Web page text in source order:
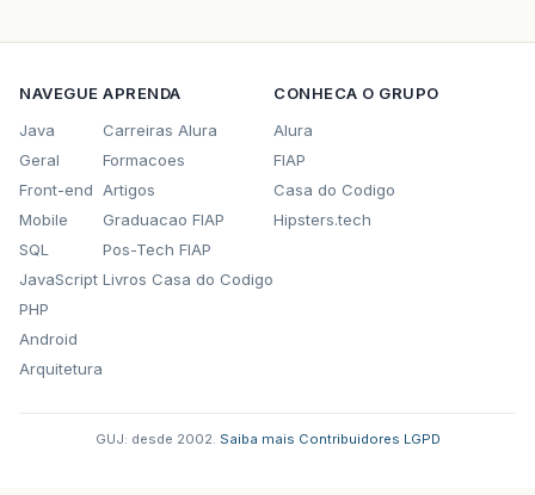
NAVEGUE
Java
Geral
Front-end
Mobile
SQL
JavaScript
PHP
Android
Arquitetura
APRENDA
Carreiras Alura
Formacoes
Artigos
Graduacao FIAP
Pos-Tech FIAP
Livros Casa do Codigo
CONHECA O GRUPO
Alura
FIAP
Casa do Codigo
Hipsters.tech
GUJ: desde 2002. Saiba mais Contribuidores LGPD